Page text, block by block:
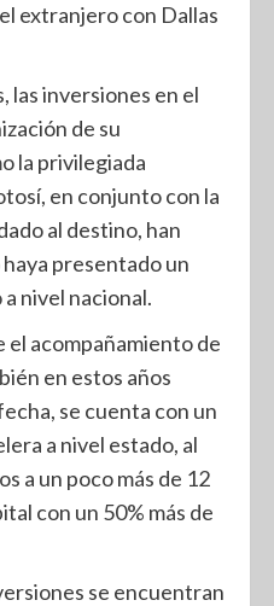
extranjero con Dallas
las inversiones en el
de su
la privilegiada
en conjunto con la
al destino, han
presentado un
nivel nacional.
acompañamiento de
en estos años
se cuenta con un
a nivel estado, al
a un poco más de 12
con un 50% más de
se encuentran